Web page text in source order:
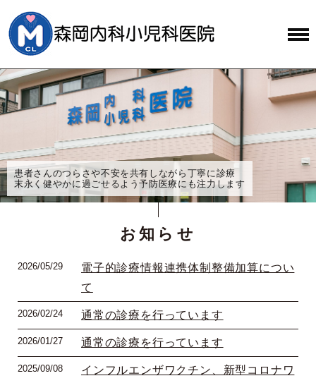
患者さんのつらさや不安を共有しながら丁寧に診療
末永く健やかに過ごせるよう予防医療にも注力します
お知らせ
2026/05/29
電子的診療情報連携体制整備加算につい
て
2026/02/24 通常の診療を行っています
2026/01/27 通常の診療を行っています
2025/09/08
インフルエンザワクチン、新型コロナワ